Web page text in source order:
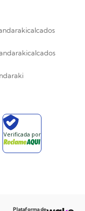
Verificada por
Plataforma de